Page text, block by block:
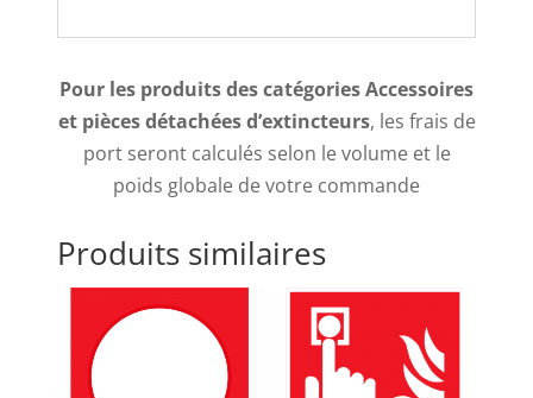
Pour les produits des catégories Accessoires
et pièces détachées d’extincteurs, les frais de
port seront calculés selon le volume et le
poids globale de votre commande
Produits similaires